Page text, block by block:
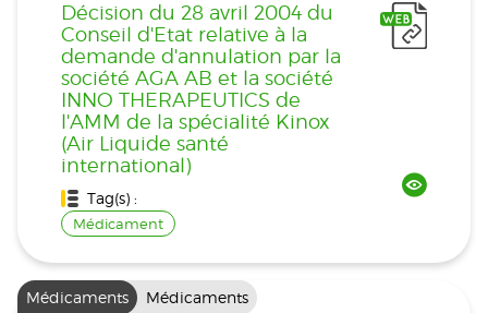
Décision du 28 avril 2004 du
Conseil d'Etat relative à la
demande d'annulation par la
société AGA AB et la société
INNO THERAPEUTICS de
l'AMM de la spécialité Kinox
(Air Liquide santé
international)
Tag(s) :
Médicament
Médicaments Médicaments